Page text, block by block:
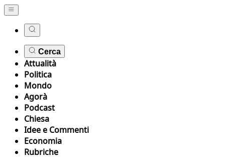
Cerca
Attualità
Politica
Mondo
Agorà
Podcast
Chiesa
Idee e Commenti
Economia
Rubriche